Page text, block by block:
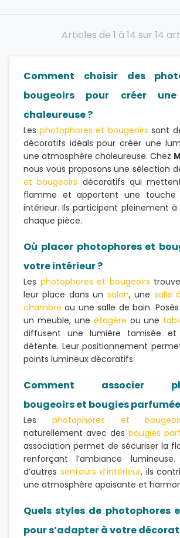
Articles de 1 à 14 sur 14
Comment choisir des
bougeoirs pour créer
chaleureuse ?
Les photophores et bougeoirs sont
décoratifs idéals pour créer une
une atmosphère chaleureuse. Chez
nous vous proposons une sélection
et bougeoirs décoratifs qui
flamme et apportent une
intérieur. Ils participent pleinement à
chaque pièce.
Où placer photophores et
votre intérieur ?
Les photophores et bougeoirs
leur place dans un salon, une salle
chambre ou une salle de bain.
un meuble, une étagère ou une
diffusent une lumière tamisée
détente. Leur positionnement
points lumineux décoratifs.
Comment associer
bougeoirs et bougies
Les photophores et
naturellement avec des bougies
association permet de sécuriser la
renforçant l’ambiance
d’autres senteurs d’intérieur, ils
une atmosphère apaisante et
Quels styles de photophores
pour s’adapter à votre